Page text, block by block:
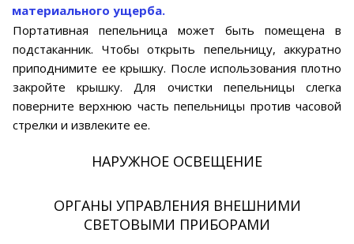
материального ущерба.
Портативная пепельница может быть помещена в
подстаканник. Чтобы открыть пепельницу, аккуратно
приподнимите ее крышку. После использования плотно
закройте крышку. Для очистки пепельницы слегка
поверните верхнюю часть пепельницы против часовой
стрелки и извлеките ее.
НАРУЖНОЕ ОСВЕЩЕНИЕ
ОРГАНЫ УПРАВЛЕНИЯ ВНЕШНИМИ
СВЕТОВЫМИ ПРИБОРАМИ